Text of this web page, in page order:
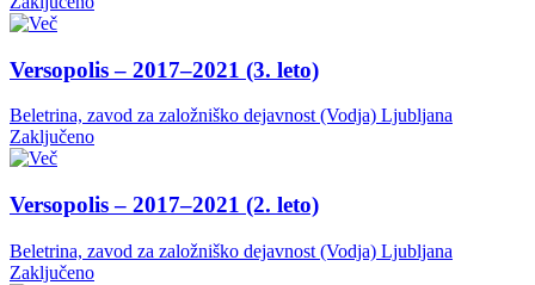
Versopolis – 2017–2021 (3. leto)
Beletrina, zavod za založniško dejavnost (Vodja) Ljubljana
Zaključeno
Versopolis – 2017–2021 (2. leto)
Beletrina, zavod za založniško dejavnost (Vodja) Ljubljana
Zaključeno